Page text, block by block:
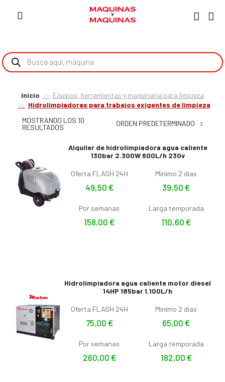
Inicio
Equipos, herramientas y maquinaría para limpieza
Hidrolimpiadoras para trabajos exigentes de limpieza
MOSTRANDO LOS 10
RESULTADOS
ORDEN PREDETERMINADO
Alquiler de hidrolimpiadora agua caliente
130bar 2.300W 600L/h 230v
Oferta FLASH 24H
49,50 €
Mínimo 2 días
39,50 €
Por semanas
158,00 €
Larga temporada
110,60 €
Hidrolimpiadora agua caliente motor diesel
14HP 185bar 1.100L/h
Oferta FLASH 24H
75,00 €
Mínimo 2 días
65,00 €
Por semanas
260,00 €
Larga temporada
182,00 €